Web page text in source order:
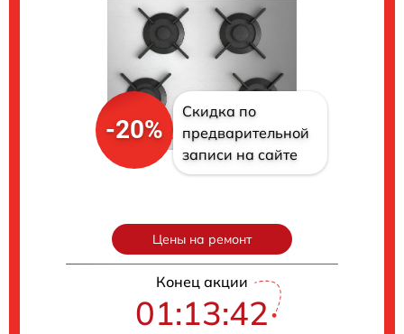
-20%
Скидка по
предварительной
записи на сайте
Цены на ремонт
Конец акции
01:13:41